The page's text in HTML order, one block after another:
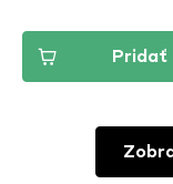
Pridať